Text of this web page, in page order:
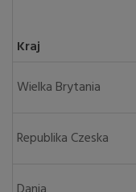
Kraj
Wielka Brytania
Republika Czeska